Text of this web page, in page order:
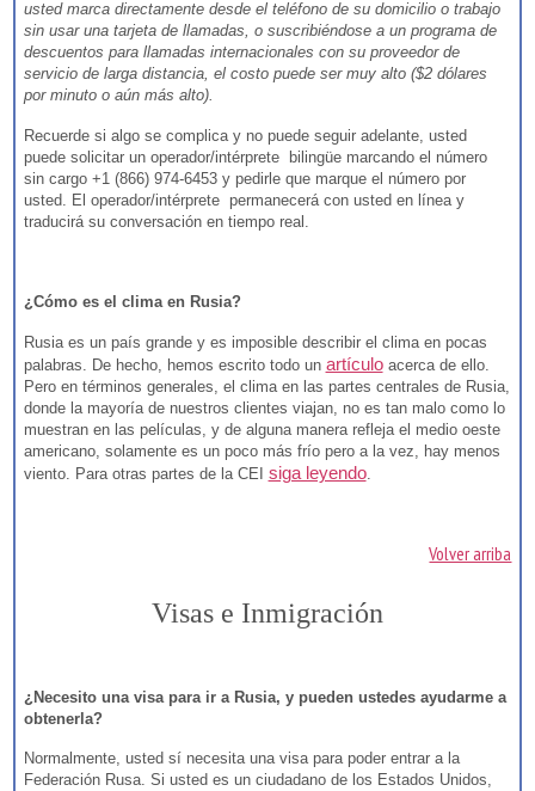
usted marca directamente desde el teléfono de su domicilio o trabajo
sin usar una tarjeta de llamadas, o suscribiéndose a un programa de
descuentos para llamadas internacionales con su proveedor de
servicio de larga distancia, el costo puede ser muy alto ($2 dólares
por minuto o aún más alto).
Recuerde si algo se complica y no puede seguir adelante, usted
puede solicitar un operador/intérprete bilingüe marcando el número
sin cargo +1 (866) 974-6453 y pedirle que marque el número por
usted. El operador/intérprete permanecerá con usted en línea y
traducirá su conversación en tiempo real.
¿Cómo es el clima en Rusia?
Rusia es un país grande y es imposible describir el clima en pocas
palabras. De hecho, hemos escrito todo un artículoacerca de ello.
Pero en términos generales, el clima en las partes centrales de Rusia,
donde la mayoría de nuestros clientes viajan, no es tan malo como lo
muestran en las películas, y de alguna manera refleja el medio oeste
americano, solamente es un poco más frío pero a la vez, hay menos
viento. Para otras partes de la CEI siga leyendo.
Volver arriba
Visas e Inmigración
¿Necesito una visa para ir a Rusia, y pueden ustedes ayudarme a
obtenerla?
Normalmente, usted sí necesita una visa para poder entrar a la
Federación Rusa. Si usted es un ciudadano de los Estados Unidos,